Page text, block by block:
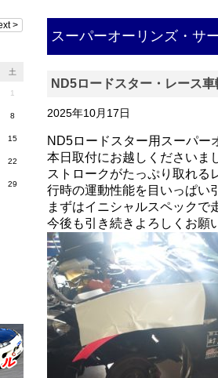
スーパーオーリンズ・サ
ND5ロードスター・レース
2025年10月17日
ND5ロードスター用スーパー
本日取付にお越しくださいま
ストロークがたっぷり取れる
行時の運動性能を目いっぱい
まずはイニシャルスペックで
今後も引き続きよろしくお願
土
1
8
15
22
29